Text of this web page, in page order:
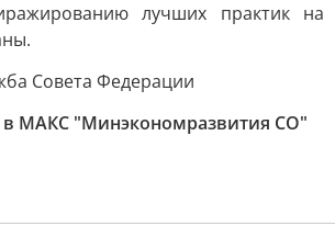
лучших практик на
Совета Федерации
в МАКС "Минэкономразвития СО"